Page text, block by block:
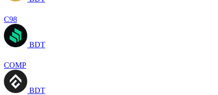
C98
BDT
COMP
BDT